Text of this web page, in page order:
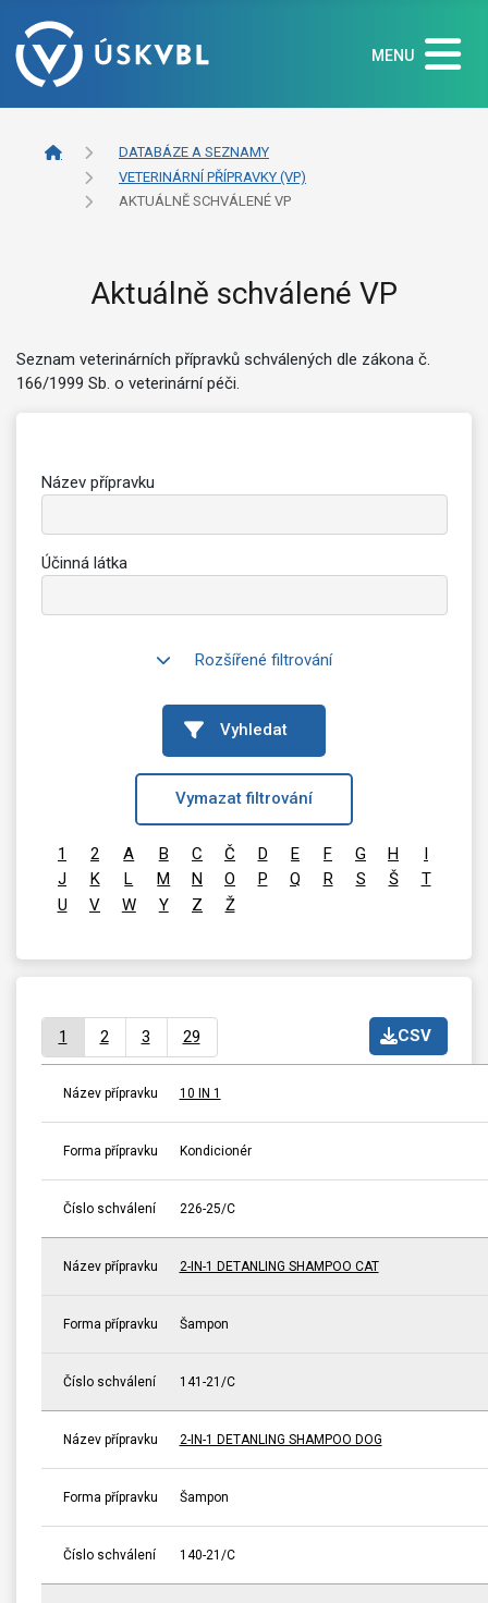
MENU
DATABÁZE A SEZNAMY
VETERINÁRNÍ PŘÍPRAVKY (VP)
AKTUÁLNĚ SCHVÁLENÉ VP
Aktuálně schválené VP
Seznam veterinárních přípravků schválených dle zákona č.
166/1999 Sb. o veterinární péči.
Název přípravku
Účinná látka
Rozšířené filtrování
Vyhledat
Vymazat filtrování
1 2 A B C Č D E F G H
I
J
K L M N O P Q R S Š
T
U
V W Y Z Ž
CSV
1 2 3 29
Název přípravku 10 IN 1
Forma přípravku Kondicionér
Číslo schválení 226-25/C
Název přípravku 2-IN-1 DETANLING SHAMPOO CAT
Forma přípravku Šampon
Číslo schválení 141-21/C
Název přípravku 2-IN-1 DETANLING SHAMPOO DOG
Forma přípravku Šampon
Číslo schválení 140-21/C